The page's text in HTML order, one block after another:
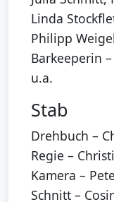
Linda
Philipp
Barkeeperin
u.a.
Stab
Drehbuch –
Regie –
Kamera –
Schnitt –